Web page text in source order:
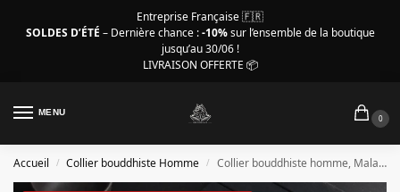
Entreprise Française 🇫🇷
SOLDES D’ÉTÉ – Dernière chance :-10%sur l’ensemble de la boutique
jusqu’au 30/06 !
LIVRAISON OFFERTE 📦
MENU
0
Accueil / Collier bouddhiste Homme / Collier bouddhiste homme, Mala bouddhiste pendentif poisson